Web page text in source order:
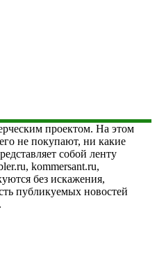
проектом. На этом
не покупают, ни какие
собой ленту
kommersant.ru,
без искажения,
публикуемых новостей